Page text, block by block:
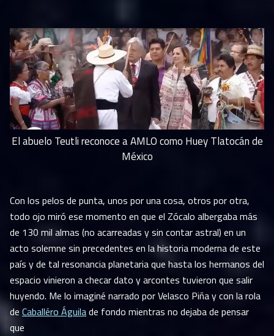
El abuelo Teutli reconoce a AMLO como Huey Tlatocán de
México
Con los pelos de punta, unos por una cosa, otros por otra,
todo ojo miró ese momento en que el Zócalo albergaba más
de 130 mil almas (no acarreadas y sin contar astral) en un
acto solemne sin precedentes en la historia moderna de este
país y de tal resonancia planetaria que hasta los hermanos del
espacio vinieron a checar dato y arcontes tuvieron que salir
huyendo. Me lo imaginé narrado por Velasco Piña y con la rola
de Caballéro Águilade fondo mientras no dejaba de pensar
que